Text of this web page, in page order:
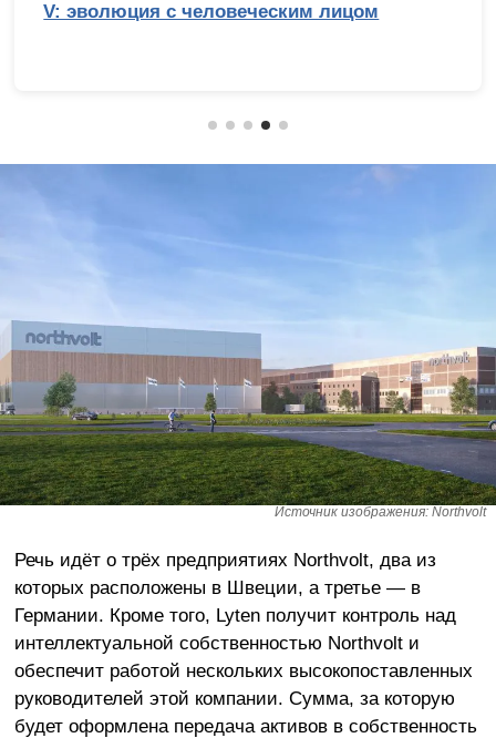
V: эволюция с человеческим лицом
Источник изображения: Northvolt
Речь идёт о трёх предприятиях Northvolt, два из
которых расположены в Швеции, а третье — в
Германии. Кроме того, Lyten получит контроль над
интеллектуальной собственностью Northvolt и
обеспечит работой нескольких высокопоставленных
руководителей этой компании. Сумма, за которую
будет оформлена передача активов в собственность